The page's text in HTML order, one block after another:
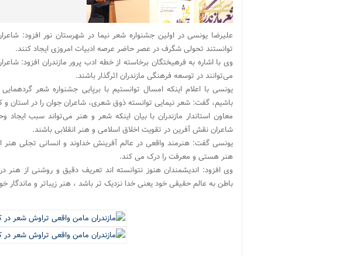
علیرضا یونسی در اولین جشنواره شعر نیما در شهرستان نور افزود:
توانستند تحولی شگرف در عصر حاضر عرصه ادبیات امروزی ایجاد کنند.
وی با اشاره به فرهیختگان برخاسته از خطه ادب پرور مازندران افزود:
می‌توانند در توسعه فرهنگی مازندران اثرگذار باشند.
یونسی با اعلام اینکه امسال توانستیم با برپایی جشنواره شعر
باشیم، گفت: شعر نیمایی توانسته ذوق شعری، شاعران جوان را در استان و
معاون استاندار مازندران با بیان اینکه شعر و هنر می‌تواند سبب
شاعران نقش آفرین در تقویت اخلاق اسلامی و هنر انقلابی باشند.
یونسی گفت: هنرمند واقعی در عالم آفرینش خداوند و انسانی تجلی
هنر هستی و معرفت را درک می کند.
وی افزود: اندیشمندان هنوز نتوانسته اند تعریف دقیق و روشنی از هنر
باطن به عالم حقیقی خود یعنی خدا نزدیک تر باشد ، هنر زیباتر و ماندگار